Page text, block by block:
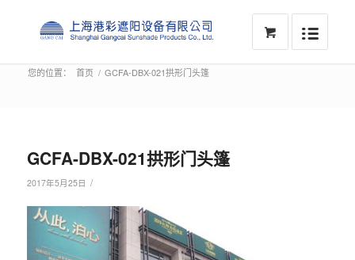
您的位置： 首页 / GCFA-DBX-021拱形门头篷
GCFA-DBX-021拱形门头篷
2017年5月25日 /